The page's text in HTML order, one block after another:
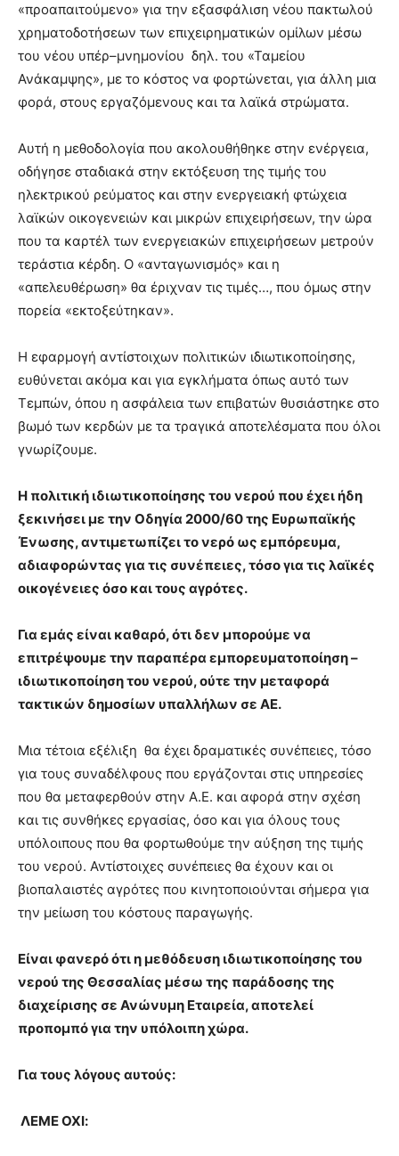
«προαπαιτούμενο» για την εξασφάλιση νέου πακτωλού
χρηματοδοτήσεων των επιχειρηματικών ομίλων μέσω
του νέου υπέρ–μνημονίου δηλ. του «Ταμείου
Ανάκαμψης», με το κόστος να φορτώνεται, για άλλη μια
φορά, στους εργαζόμενους και τα λαϊκά στρώματα.
Αυτή η μεθοδολογία που ακολουθήθηκε στην ενέργεια,
οδήγησε σταδιακά στην εκτόξευση της τιμής του
ηλεκτρικού ρεύματος και στην ενεργειακή φτώχεια
λαϊκών οικογενειών και μικρών επιχειρήσεων, την ώρα
που τα καρτέλ των ενεργειακών επιχειρήσεων μετρούν
τεράστια κέρδη. Ο «ανταγωνισμός» και η
«απελευθέρωση» θα έριχναν τις τιμές…, που όμως στην
πορεία «εκτοξεύτηκαν».
Η εφαρμογή αντίστοιχων πολιτικών ιδιωτικοποίησης,
ευθύνεται ακόμα και για εγκλήματα όπως αυτό των
Τεμπών, όπου η ασφάλεια των επιβατών θυσιάστηκε στο
βωμό των κερδών με τα τραγικά αποτελέσματα που όλοι
γνωρίζουμε.
Η πολιτική ιδιωτικοποίησης του νερού που έχει ήδη
ξεκινήσει με την Οδηγία 2000/60 της Ευρωπαϊκής
Ένωσης, αντιμετωπίζει το νερό ως εμπόρευμα,
αδιαφορώντας για τις συνέπειες, τόσο για τις λαϊκές
οικογένειες όσο και τους αγρότες.
Για εμάς είναι καθαρό, ότι δεν μπορούμε να
επιτρέψουμε την παραπέρα εμπορευματοποίηση –
ιδιωτικοποίηση του νερού, ούτε την μεταφορά
τακτικών δημοσίων υπαλλήλων σε ΑΕ.
Μια τέτοια εξέλιξη θα έχει δραματικές συνέπειες, τόσο
για τους συναδέλφους που εργάζονται στις υπηρεσίες
που θα μεταφερθούν στην Α.Ε. και αφορά στην σχέση
και τις συνθήκες εργασίας, όσο και για όλους τους
υπόλοιπους που θα φορτωθούμε την αύξηση της τιμής
του νερού. Αντίστοιχες συνέπειες θα έχουν και οι
βιοπαλαιστές αγρότες που κινητοποιούνται σήμερα για
την μείωση του κόστους παραγωγής.
Είναι φανερό ότι η μεθόδευση ιδιωτικοποίησης του
νερού της Θεσσαλίας μέσω της παράδοσης της
διαχείρισης σε Ανώνυμη Εταιρεία, αποτελεί
προπομπό για την υπόλοιπη χώρα.
Για τους λόγους αυτούς:
ΛΕΜΕΟΧΙ: